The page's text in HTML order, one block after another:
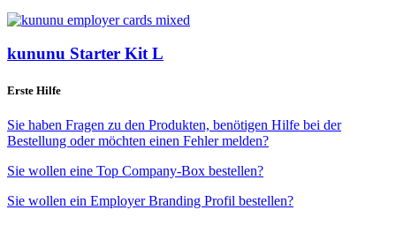
kununu Starter Kit L
Erste Hilfe
Sie haben Fragen zu den Produkten, benötigen Hilfe bei der
Bestellung oder möchten einen Fehler melden?
Sie wollen eine Top Company-Box bestellen?
Sie wollen ein Employer Branding Profil bestellen?